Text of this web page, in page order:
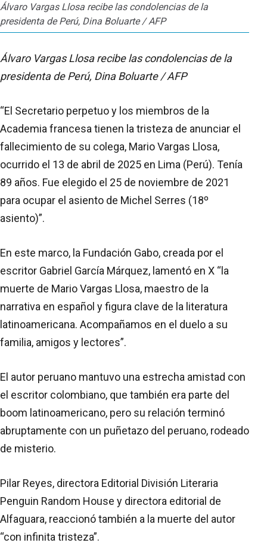
Álvaro Vargas Llosa recibe las condolencias de la
presidenta de Perú, Dina Boluarte / AFP
Álvaro Vargas Llosa recibe las condolencias de la
presidenta de Perú, Dina Boluarte / AFP
“El Secretario perpetuo y los miembros de la
Academia francesa tienen la tristeza de anunciar el
fallecimiento de su colega, Mario Vargas Llosa,
ocurrido el 13 de abril de 2025 en Lima (Perú). Tenía
89 años. Fue elegido el 25 de noviembre de 2021
para ocupar el asiento de Michel Serres (18º
asiento)”.
En este marco, la Fundación Gabo, creada por el
escritor Gabriel García Márquez, lamentó en X “la
muerte de Mario Vargas Llosa, maestro de la
narrativa en español y figura clave de la literatura
latinoamericana. Acompañamos en el duelo a su
familia, amigos y lectores”.
El autor peruano mantuvo una estrecha amistad con
el escritor colombiano, que también era parte del
boom latinoamericano, pero su relación terminó
abruptamente con un puñetazo del peruano, rodeado
de misterio.
Pilar Reyes, directora Editorial División Literaria
Penguin Random House y directora editorial de
Alfaguara, reaccionó también a la muerte del autor
“con infinita tristeza”.